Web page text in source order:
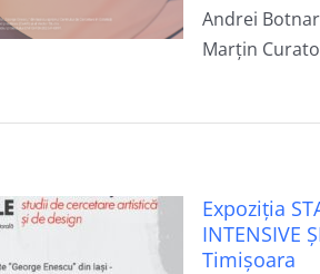
Andrei
Marțin
Expoziția
INTENSIVE
Timișoara